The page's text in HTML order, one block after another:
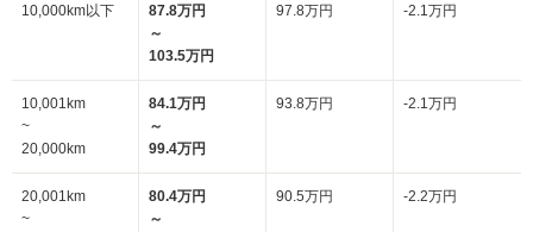
10,000km以下
87.8万円
～
103.5万円
97.8万円 -2.1万円
10,001km
~
20,000km
84.1万円
～
99.4万円
93.8万円 -2.1万円
20,001km
~
80.4万円
～
90.5万円 -2.2万円